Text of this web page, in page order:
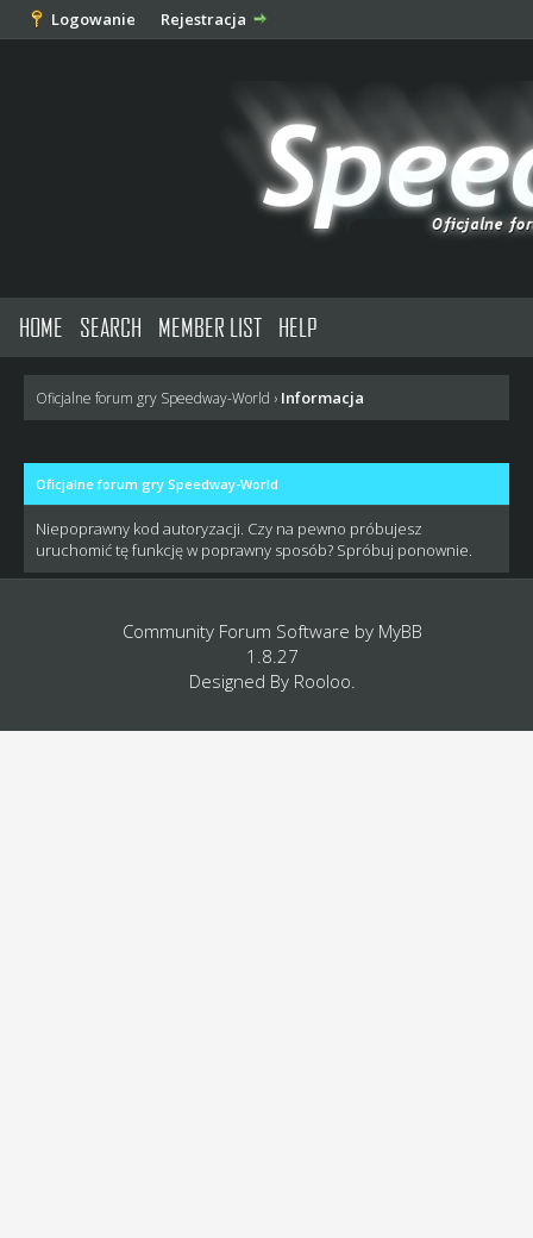
Logowanie Rejestracja
HOME SEARCH MEMBER LIST HELP
Oficjalne forum gry Speedway-World › Informacja
Oficjalne forum gry Speedway-World
Niepoprawny kod autoryzacji. Czy na pewno próbujesz
uruchomić tę funkcję w poprawny sposób? Spróbuj ponownie.
Community Forum Software by MyBB
1.8.27
Designed By Rooloo.